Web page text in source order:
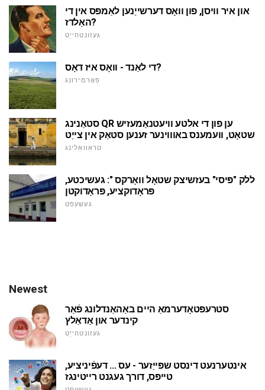
און איר וויסן, פון וואָס דערשייַנען לאַמפּס אין די
האַלדז?
געזונטהייַט
די לאַנד - וואָס איז דאָס?
פאָרמירונג
סטאַנינג QR ען פון די אלטע וויעטנאַמעזיש
שטאָט, וועמענס באוווינער זענען סטאַק אין צייַט
טראַוואַלינג
ללק "פּיסי" בעזשיצק שטאָל וואָרקס ": געשיכטע,
פּראָדוקציע, פּראָדוקטן
געשעפט
Newest
סטרעפּטאָדערמאַ היים באַהאַנדלונג פֿאַר
קינדער און אַדאַלץ
געזונטהייַט
אינטערנעט דינסט שפּייַזער - עס ... דעפֿיניציע,
טייפּס, דורך געגנט רייטינגז